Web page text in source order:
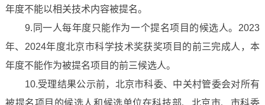
年度不能以相关技术内容被提名。
9.同一人每年度只能作为一个提名项目的候选人。2023
年、2024年度北京市科学技术奖获奖项目的前三完成人，本
年度不能作为被提名项目的前三候选人。
10.受理结果公示前，北京市科委、中关村管委会对所有
被提名项目的候选人和候选单位在科技部、北京市、市科委